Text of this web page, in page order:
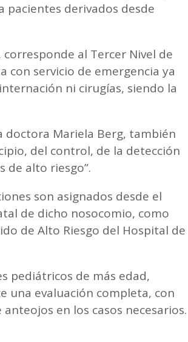
pacientes derivados desde
al Tercer Nivel de
con servicio de emergencia ya
ni cirugías, siendo la
doctora Mariela Berg, también
del control, de la detección
de alto riesgo”.
son asignados desde el
de dicho nosocomio, como
de Alto Riesgo del Hospital de
pediátricos de más edad,
una evaluación completa, con
en los casos necesarios.